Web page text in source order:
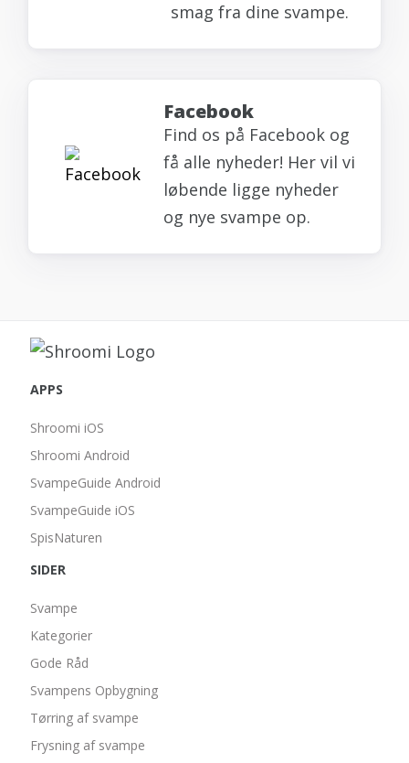
smag fra dine svampe.
Facebook
Find os på Facebook og
få alle nyheder! Her vil vi
løbende ligge nyheder
og nye svampe op.
APPS
Shroomi iOS
Shroomi Android
SvampeGuide Android
SvampeGuide iOS
SpisNaturen
SIDER
Svampe
Kategorier
Gode Råd
Svampens Opbygning
Tørring af svampe
Frysning af svampe